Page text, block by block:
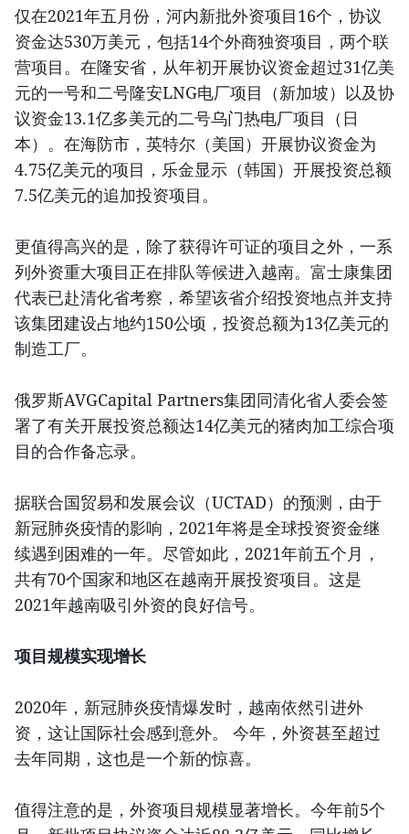
仅在2021年五月份，河内新批外资项目16个，协议
资金达530万美元，包括14个外商独资项目，两个联
营项目。在隆安省，从年初开展协议资金超过31亿美
元的一号和二号隆安LNG电厂项目（新加坡）以及协
议资金13.1亿多美元的二号乌门热电厂项目（日
本）。在海防市，英特尔（美国）开展协议资金为
4.75亿美元的项目，乐金显示（韩国）开展投资总额
7.5亿美元的追加投资项目。
更值得高兴的是，除了获得许可证的项目之外，一系
列外资重大项目正在排队等候进入越南。富士康集团
代表已赴清化省考察，希望该省介绍投资地点并支持
该集团建设占地约150公顷，投资总额为13亿美元的
制造工厂。
俄罗斯AVGCapital Partners集团同清化省人委会签
署了有关开展投资总额达14亿美元的猪肉加工综合项
目的合作备忘录。
据联合国贸易和发展会议（UCTAD）的预测，由于
新冠肺炎疫情的影响，2021年将是全球投资资金继
续遇到困难的一年。尽管如此，2021年前五个月，
共有70个国家和地区在越南开展投资项目。这是
2021年越南吸引外资的良好信号。
项目规模实现增长
2020年，新冠肺炎疫情爆发时，越南依然引进外
资，这让国际社会感到意外。 今年，外资甚至超过
去年同期，这也是一个新的惊喜。
值得注意的是，外资项目规模显著增长。今年前5个